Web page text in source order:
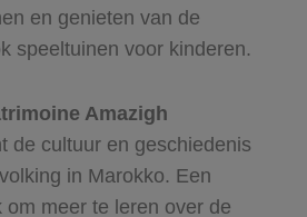
en genieten van de
speeltuinen voor kinderen.
Amazigh
de cultuur en geschiedenis
in Marokko. Een
om meer te leren over de